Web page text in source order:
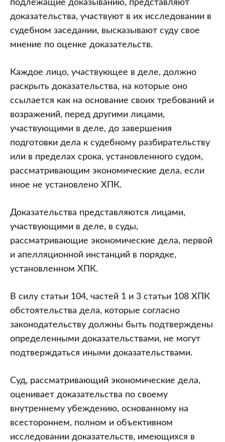
подлежащие доказыванию, представляют
доказательства, участвуют в их исследовании в
судебном заседании, высказывают суду свое
мнение по оценке доказательств.
Каждое лицо, участвующее в деле, должно
раскрыть доказательства, на которые оно
ссылается как на основание своих требований и
возражений, перед другими лицами,
участвующими в деле, до завершения
подготовки дела к судебному разбирательству
или в пределах срока, установленного судом,
рассматривающим экономические дела, если
иное не установлено ХПК.
Доказательства представляются лицами,
участвующими в деле, в суды,
рассматривающие экономические дела, первой
и апелляционной инстанций в порядке,
установленном ХПК.
В силу статьи 104, частей 1 и 3 статьи 108 ХПК
обстоятельства дела, которые согласно
законодательству должны быть подтверждены
определенными доказательствами, не могут
подтверждаться иными доказательствами.
Суд, рассматривающий экономические дела,
оценивает доказательства по своему
внутреннему убеждению, основанному на
всестороннем, полном и объективном
исследовании доказательств, имеющихся в